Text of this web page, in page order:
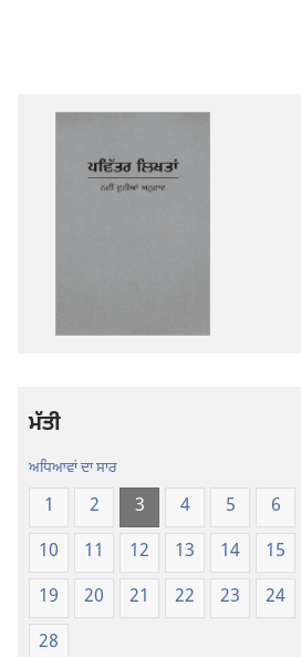
ਮੱਤੀ
ਅਧਿਆਵਾਂ ਦਾ ਸਾਰ
1 2 3 4 5 6
10
11 12 13 14 15
19
20 21 22 23 24
28